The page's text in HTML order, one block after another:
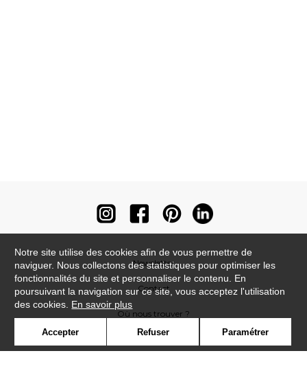
Newsletter
Contact
Où nous trouver ?
Notre site utilise des cookies afin de vous permettre de
naviguer. Nous collectons des statistiques pour optimiser les
fonctionnalités du site et personnaliser le contenu. En
poursuivant la navigation sur ce site, vous acceptez l'utilisation
des cookies. En savoir plus
Accepter Refuser Paramétrer